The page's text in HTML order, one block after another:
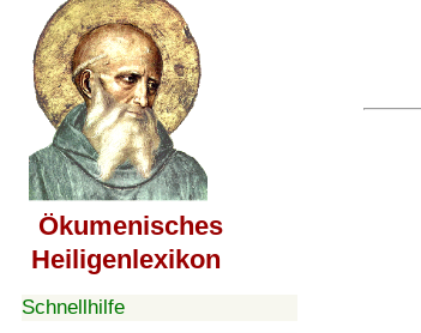
Ökumenisches
Heiligenlexikon
Schnellhilfe